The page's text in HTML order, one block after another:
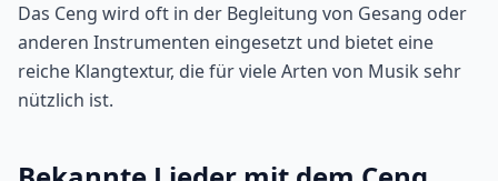
Das Ceng wird oft in der Begleitung von Gesang oder
anderen Instrumenten eingesetzt und bietet eine
reiche Klangtextur, die für viele Arten von Musik sehr
nützlich ist.